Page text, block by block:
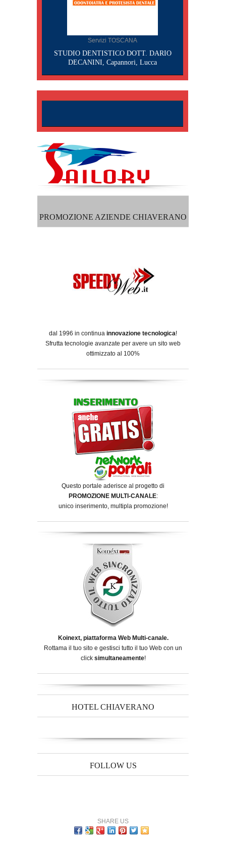
Servizi TOSCANA
STUDIO DENTISTICO DOTT. DARIO
DECANINI, Capannori, Lucca
PROMOZIONE AZIENDE CHIAVERANO
dal 1996 in continua innovazione tecnologica!
Sfrutta tecnologie avanzate per avere un sito web
ottimizzato al 100%
Questo portale aderisce al progetto di
PROMOZIONE MULTI-CANALE:
unico inserimento, multipla promozione!
Koinext, piattaforma Web Multi-canale.
Rottama il tuo sito e gestisci tutto il tuo Web con un
click simultaneamente!
HOTEL CHIAVERANO
FOLLOW US
SHARE US